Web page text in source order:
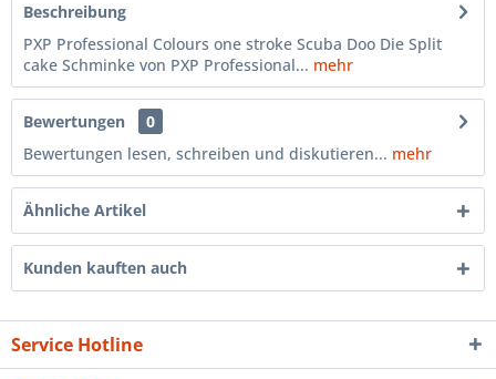
Beschreibung
PXP Professional Colours one stroke Scuba Doo Die Split
cake Schminke von PXP Professional... mehr
Bewertungen
0
Bewertungen lesen, schreiben und diskutieren... mehr
Ähnliche Artikel
Kunden kauften auch
Service Hotline